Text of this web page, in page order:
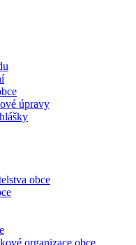
úpravy
obce
organizace obce